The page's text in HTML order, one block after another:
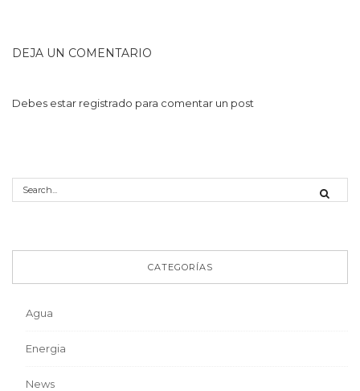
DEJA UN COMENTARIO
Debes estar registrado para comentar un post
CATEGORÍAS
Agua
Energia
News